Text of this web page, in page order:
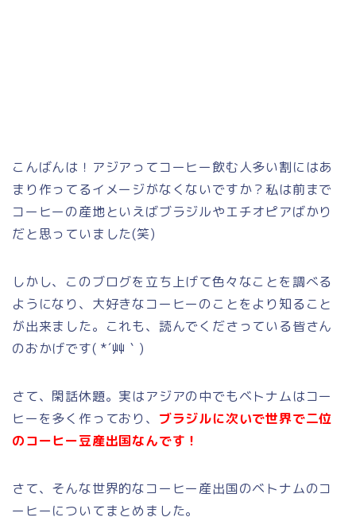
こんばんは！アジアってコーヒー飲む人多い割にはあ
まり作ってるイメージがなくないですか？私は前まで
コーヒーの産地といえばブラジルやエチオピアばかり
だと思っていました(笑)
しかし、このブログを立ち上げて色々なことを調べる
ようになり、大好きなコーヒーのことをより知ること
が出来ました。これも、読んでくださっている皆さん
のおかげです( *´艸｀)
さて、閑話休題。実はアジアの中でもベトナムはコー
ヒーを多く作っており、 ブラジルに次いで世界で二位
のコーヒー豆産出国なんです！
さて、そんな世界的なコーヒー産出国のベトナムのコ
ーヒーについてまとめました。